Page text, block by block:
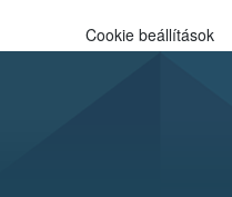
Cookie beállítások